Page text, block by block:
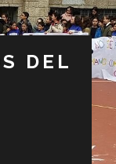
DEL